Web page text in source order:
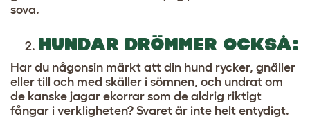
sova.
HUNDAR DRÖMMER OCKSÅ:
Har du någonsin märkt att din hund rycker, gnäller
eller till och med skäller i sömnen, och undrat om
de kanske jagar ekorrar som de aldrig riktigt
fångar i verkligheten? Svaret är inte helt entydigt.